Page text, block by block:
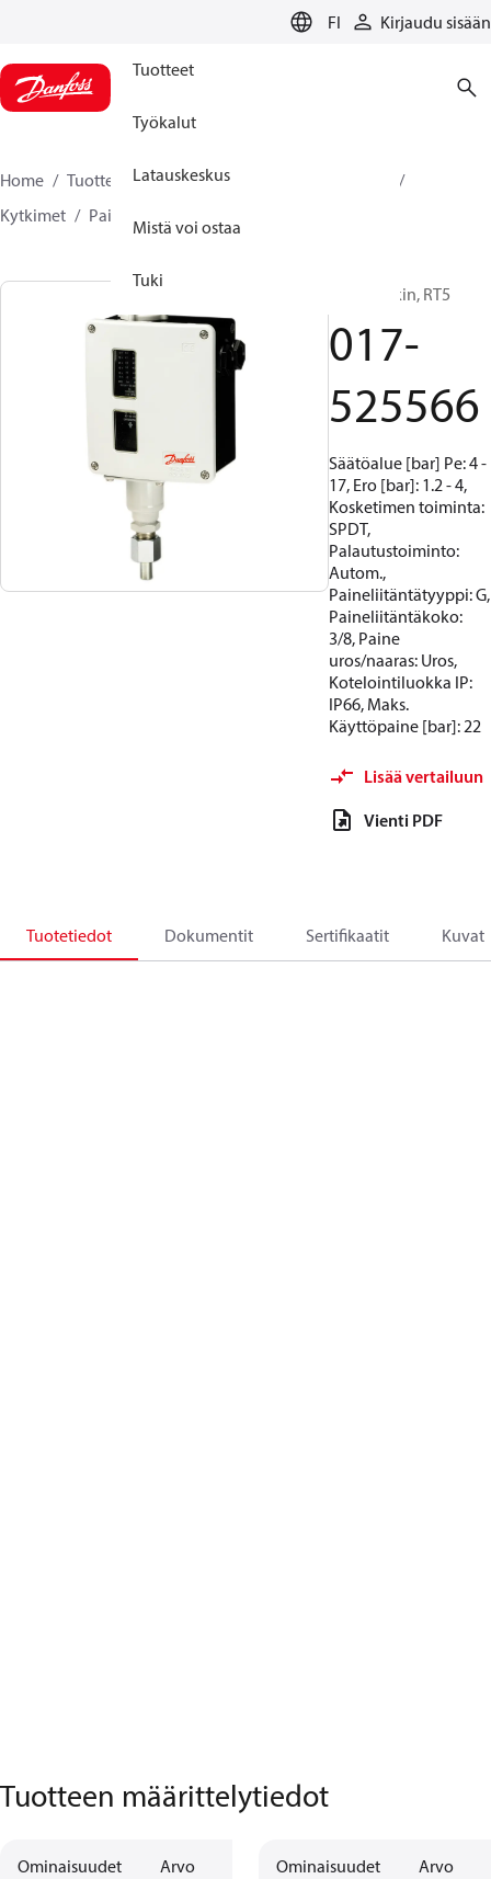
FI Kirjaudu sisään
Tuotteet
Työkalut
Latauskeskus
Mistä voi ostaa
Tuki
Home Tuotteet
Climate Solutions jäähdytykseen
Kytkimet
Painekytkimet
Painekytkin, RT5
017-
525566
Säätöalue [bar] Pe: 4 -
17, Ero [bar]: 1.2 - 4,
Kosketimen toiminta:
SPDT,
Palautustoiminto:
Autom.,
Paineliitäntätyyppi: G,
Paineliitäntäkoko:
3/8, Paine
uros/naaras: Uros,
Kotelointiluokka IP:
IP66, Maks.
Käyttöpaine [bar]: 22
Lisää vertailuun
Vienti PDF
Tuotetiedot Dokumentit Sertifikaatit Kuvat
Tuotteen määrittelytiedot
Ominaisuudet Arvo Ominaisuudet Arvo